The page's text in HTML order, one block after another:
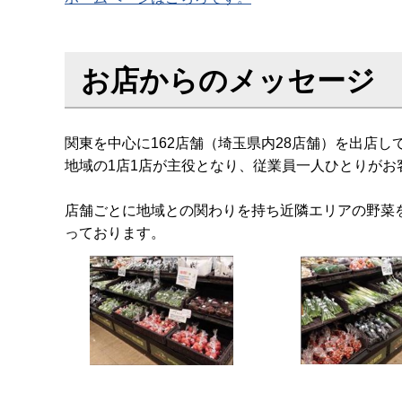
お店からのメッセージ
関東を中心に162店舗（埼玉県内28店舗）を出店し
地域の1店1店が主役となり、従業員一人ひとりが
店舗ごとに地域との関わりを持ち近隣エリアの野
っております。